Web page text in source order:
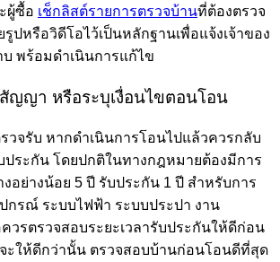
ผู้ซื้อ เช็กลิสต์รายการตรวจบ้านที่ต้องตรวจ
รูปหรือวิดีโอไว้เป็นหลักฐานเพื่อแจ้งเจ้าของ
พร้อมดำเนินการแก้ไข
ญญา หรือระบุเงื่อนไขตอนโอน
วจรับ หากดำเนินการโอนไปแล้วควรกลับ
ประกัน โดยปกติในทางกฎหมายต้องมีการ
อย่างน้อย 5 ปี รับประกัน 1 ปี สำหรับการ
กรณ์ ระบบไฟฟ้า ระบบประปา งาน
รตรวจสอบระยะเวลารับประกันให้ดีก่อน
ะให้ดีกว่านั้น ตรวจสอบบ้านก่อนโอนดีที่สุด